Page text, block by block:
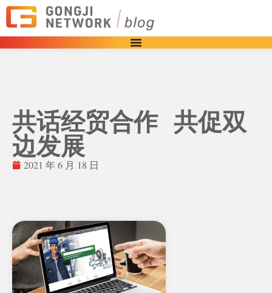
共话经贸合作 共促双
边发展
2021 年 6 月 18 日